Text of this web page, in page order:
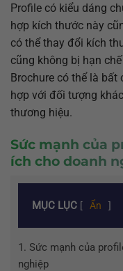
Profile có kiểu dáng
hợp kích thước này
có thể thay đổi kích
cũng không bị hạn
Brochure có thể là
hợp với đối tượng
thương hiệu.
Sức mạnh của
ích cho doanh
MỤC LỤC [ Ẩn ]
1. Sức mạnh của
nghiệp